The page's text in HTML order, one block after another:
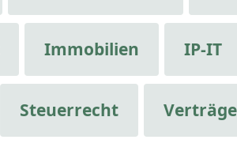
Immobilien IP-IT
Steuerrecht Verträge